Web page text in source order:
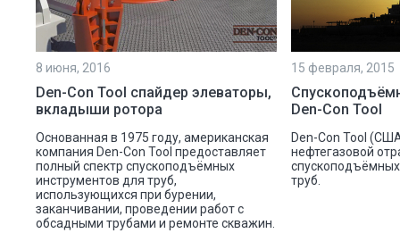
8 июня, 2016
Den-Con Tool спайдер элеваторы,
вкладыши ротора
Основанная в 1975 году, американская
компания Den-Con Tool предоставляет
полный спектр спускоподъёмных
инструментов для труб,
использующихся при бурении,
заканчивании, проведении работ с
обсадными трубами и ремонте скважин.
15 февраля, 2015
Den-Con Tool
Den-Con Tool
нефтегазовой
труб.